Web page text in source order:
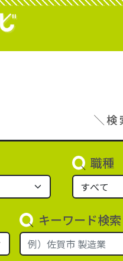
職種
キーワード検索